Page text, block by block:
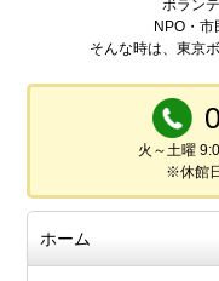
ボラン
NPO・市
そんな時は、東京
火～土曜
※休館
ホーム